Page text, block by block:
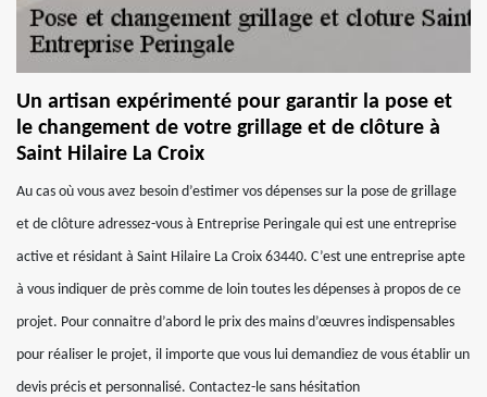
Un artisan expérimenté pour garantir la pose et
le changement de votre grillage et de clôture à
Saint Hilaire La Croix
Au cas où vous avez besoin d’estimer vos dépenses sur la pose de grillage
et de clôture adressez-vous à Entreprise Peringale qui est une entreprise
active et résidant à Saint Hilaire La Croix 63440. C’est une entreprise apte
à vous indiquer de près comme de loin toutes les dépenses à propos de ce
projet. Pour connaitre d’abord le prix des mains d’œuvres indispensables
pour réaliser le projet, il importe que vous lui demandiez de vous établir un
devis précis et personnalisé. Contactez-le sans hésitation